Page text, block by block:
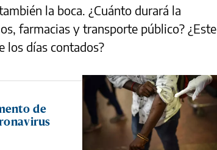
la boca. ¿Cuánto durará la
farmacias y transporte público? ¿Este
los días contados?
de